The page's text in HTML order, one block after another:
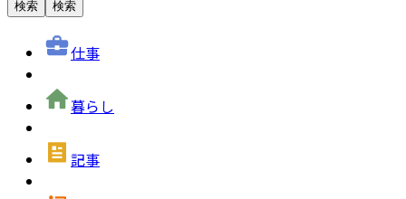
検索 検索
仕事
暮らし
記事